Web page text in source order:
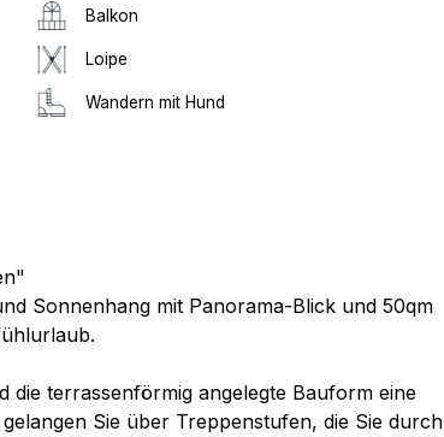
Balkon
Loipe
Wandern mit Hund
Sonnenhang mit Panorama-Blick und 50qm
die terrassenförmig angelegte Bauform eine
Sie über Treppenstufen, die Sie durch